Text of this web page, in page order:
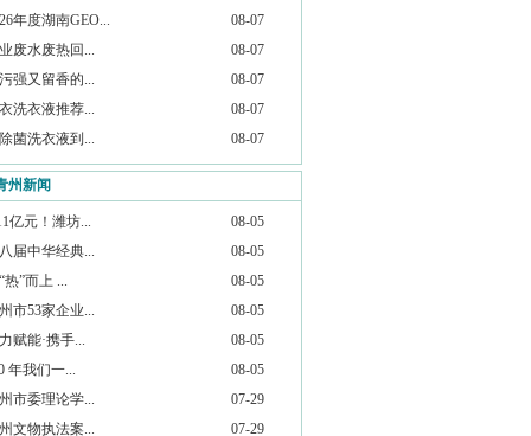
年度湖南GEO...
08-07
废水废热回...
08-07
强又留香的...
08-07
洗衣液推荐...
08-07
菌洗衣液到...
08-07
州新闻
亿元！潍坊...
08-05
届中华经典...
08-05
热”而上 ...
08-05
市53家企业...
08-05
赋能·携手...
08-05
年我们一...
08-05
市委理论学...
07-29
文物执法案...
07-29